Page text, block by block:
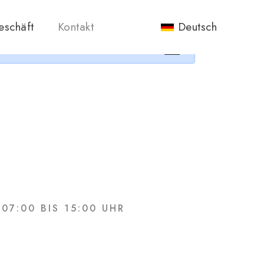
Kontakt Deutsch
07:00 BIS 15:00 UHR